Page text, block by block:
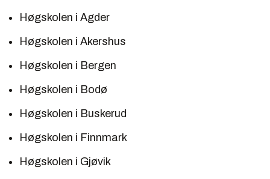
Høgskolen i Agder
Høgskolen i Akershus
Høgskolen i Bergen
Høgskolen i Bodø
Høgskolen i Buskerud
Høgskolen i Finnmark
Høgskolen i Gjøvik